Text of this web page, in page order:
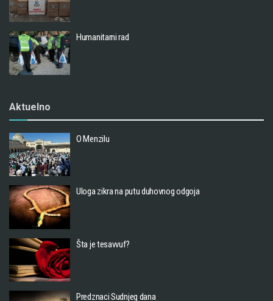
Humanitarni rad
Aktuelno
O Menzilu
Uloga zikra na putu duhovnog odgoja
Šta je tesavvuf?
Predznaci Sudnjeg dana